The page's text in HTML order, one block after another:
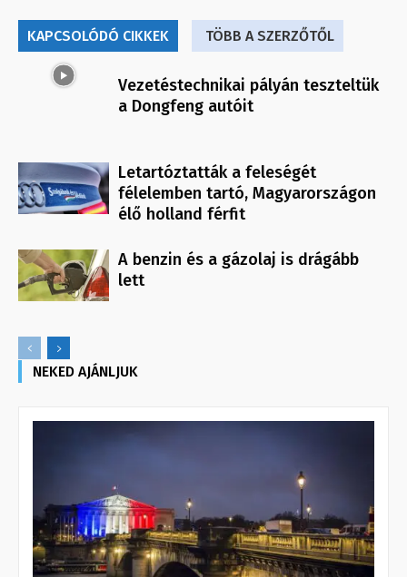
KAPCSOLÓDÓ CIKKEK TÖBB A SZERZŐTŐL
Vezetéstechnikai pályán teszteltük
a Dongfeng autóit
Letartóztatták a feleségét
félelemben tartó, Magyarországon
élő holland férfit
A benzin és a gázolaj is drágább
lett
NEKED AJÁNLJUK